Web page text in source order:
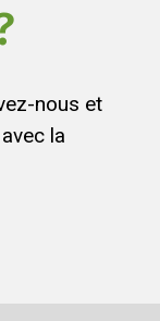
nous et
la